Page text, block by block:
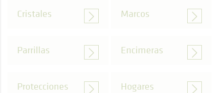
Cristales Marcos
Parrillas Encimeras
Protecciones Hogares